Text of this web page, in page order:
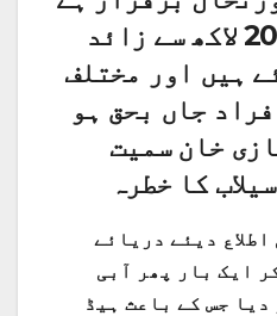
جس کے سبب اب تک 20 لاکھ سے زائد
ہیں اور مختلف
میں 33 افراد جاں بحق ہو
خان سمیت
کا خطرہ
دیئے دریائے
ایک بار پھر آبی
جس کے باعث ہیڈ